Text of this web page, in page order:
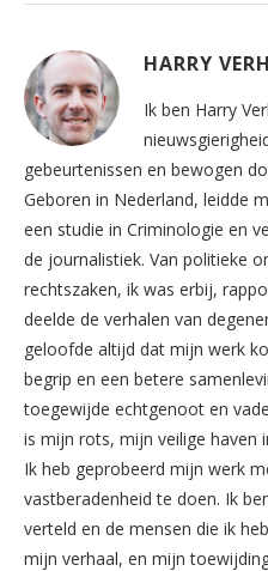
HARRY
Ik ben Harry
gebeurtenissen en bewogen
Geboren in Nederland, leidde
een studie in Criminologie en
de journalistiek. Van politieke
rechtszaken, ik was erbij,
deelde de verhalen van
geloofde altijd dat mijn werk
begrip en een betere
toegewijde echtgenoot en
is mijn rots, mijn veilige haven
Ik heb geprobeerd mijn werk
vastberadenheid te doen. Ik
verteld en de mensen die ik
mijn verhaal, en mijn